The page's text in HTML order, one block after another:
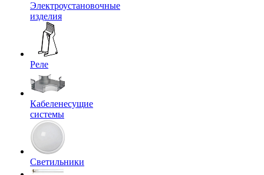
Электроустановочные
изделия
Реле
Кабеленесущие
системы
Светильники